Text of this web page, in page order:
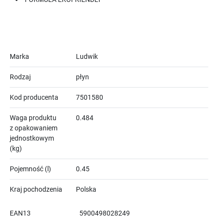
Marka Ludwik
Rodzaj płyn
Kod producenta 7501580
Waga produktu
z opakowaniem
jednostkowym
(kg)
0.484
Pojemność (l) 0.45
Kraj pochodzenia Polska
EAN13 5900498028249